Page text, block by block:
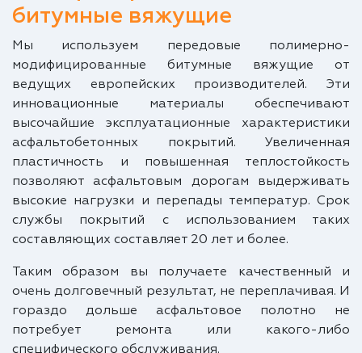
битумные вяжущие
Мы используем передовые полимерно-
модифицированные битумные вяжущие от
ведущих европейских производителей. Эти
инновационные материалы обеспечивают
высочайшие эксплуатационные характеристики
асфальтобетонных покрытий. Увеличенная
пластичность и повышенная теплостойкость
позволяют асфальтовым дорогам выдерживать
высокие нагрузки и перепады температур. Срок
службы покрытий с использованием таких
составляющих составляет 20 лет и более.
Таким образом вы получаете качественный и
очень долговечный результат, не переплачивая. И
гораздо дольше асфальтовое полотно не
потребует ремонта или какого-либо
специфического обслуживания.